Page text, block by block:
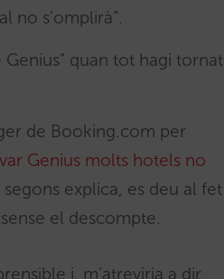
no s’omplirà”.
quan tot hagi tornat
de Booking.com per
Genius molts hotels no
segons explica, es deu al fet
el descompte.
i, m’atreviria a dir,